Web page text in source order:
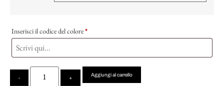
Inserisci il codice del colore*
- +
Aggiungi al carrello